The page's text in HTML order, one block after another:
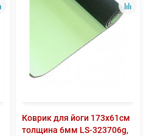
Коврик для йоги 173x61см
толщина 6мм LS-323706g,